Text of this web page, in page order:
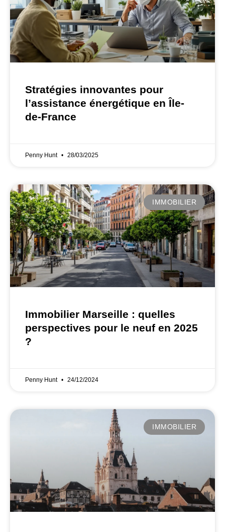
Stratégies innovantes pour
l’assistance énergétique en Île-
de-France
Penny Hunt 28/03/2025
IMMOBILIER
Immobilier Marseille : quelles
perspectives pour le neuf en 2025
?
Penny Hunt 24/12/2024
IMMOBILIER